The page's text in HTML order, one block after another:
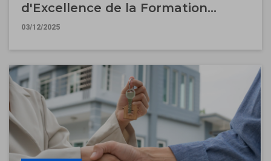
d'Excellence de la Formation
Interne 2025" à Guy Hoquet
03/12/2025